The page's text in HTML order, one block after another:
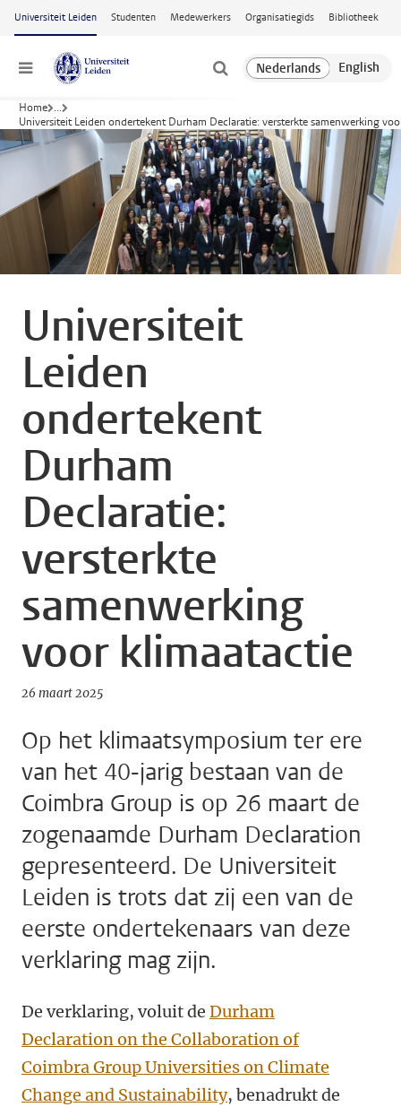
Ga naar hoofdinhoud
Universiteit Leiden Studenten Medewerkers Organisatiegids Bibliotheek
Menu
Home ...
Universiteit Leiden ondertekent Durham Declaratie: versterkte samenwerking
Universiteit
Leiden
ondertekent
Durham
Declaratie:
versterkte
samenwerking
voor klimaatactie
26 maart 2025
Op het klimaatsymposium ter ere
van het 40-jarig bestaan van de
Coimbra Group is op 26 maart de
zogenaamde Durham Declaration
gepresenteerd. De Universiteit
Leiden is trots dat zij een van de
eerste ondertekenaars van deze
verklaring mag zijn.
De verklaring, voluit de Durham
Declaration on the Collaboration of
Coimbra Group Universities on Climate
Change and Sustainability, benadrukt de